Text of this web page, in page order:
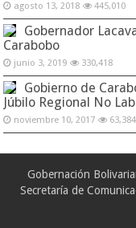
agosto 13, 2018 445,010
Gobernador
Carabobo
junio 3, 2019 330,418
Gobierno de
Júbilo Regional No
noviembre 10, 2017 63,384
Gobernación
Secretaría de